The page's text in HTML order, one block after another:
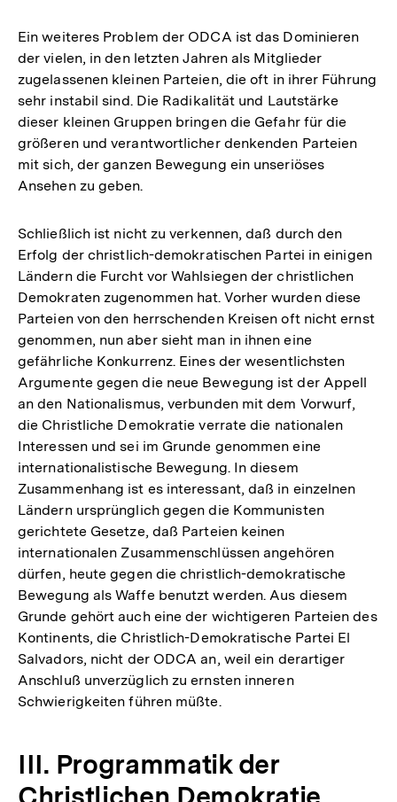
Ein weiteres Problem der ODCA ist das Dominieren
der vielen, in den letzten Jahren als Mitglieder
zugelassenen kleinen Parteien, die oft in ihrer Führung
sehr instabil sind. Die Radikalität und Lautstärke
dieser kleinen Gruppen bringen die Gefahr für die
größeren und verantwortlicher denkenden Parteien
mit sich, der ganzen Bewegung ein unseriöses
Ansehen zu geben.
Schließlich ist nicht zu verkennen, daß durch den
Erfolg der christlich-demokratischen Partei in einigen
Ländern die Furcht vor Wahlsiegen der christlichen
Demokraten zugenommen hat. Vorher wurden diese
Parteien von den herrschenden Kreisen oft nicht ernst
genommen, nun aber sieht man in ihnen eine
gefährliche Konkurrenz. Eines der wesentlichsten
Argumente gegen die neue Bewegung ist der Appell
an den Nationalismus, verbunden mit dem Vorwurf,
die Christliche Demokratie verrate die nationalen
Interessen und sei im Grunde genommen eine
internationalistische Bewegung. In diesem
Zusammenhang ist es interessant, daß in einzelnen
Ländern ursprünglich gegen die Kommunisten
gerichtete Gesetze, daß Parteien keinen
internationalen Zusammenschlüssen angehören
dürfen, heute gegen die christlich-demokratische
Bewegung als Waffe benutzt werden. Aus diesem
Grunde gehört auch eine der wichtigeren Parteien des
Kontinents, die Christlich-Demokratische Partei El
Salvadors, nicht der ODCA an, weil ein derartiger
Anschluß unverzüglich zu ernsten inneren
Schwierigkeiten führen müßte.
III. Programmatik der